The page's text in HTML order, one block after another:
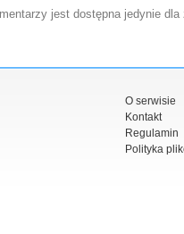
jest dostępna jedynie
O serwisie
Kontakt
Regulamin
Polityka